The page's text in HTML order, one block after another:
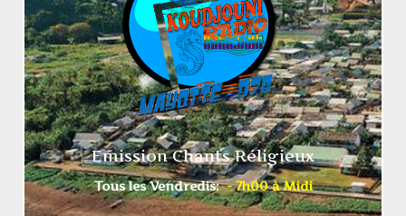
Emission Chants Réligieux
Tous les Vendredis: - 7h00 à Midi